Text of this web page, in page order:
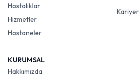
Hastalıklar
Hizmetler
Hastaneler
Kariyer
KURUMSAL
Hakkımızda